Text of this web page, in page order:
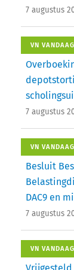
7 augustus
VN VANDAAG
7 augustus
VN VANDAAG
Besluit
DAC9 en
7 augustus
VN VANDAAG